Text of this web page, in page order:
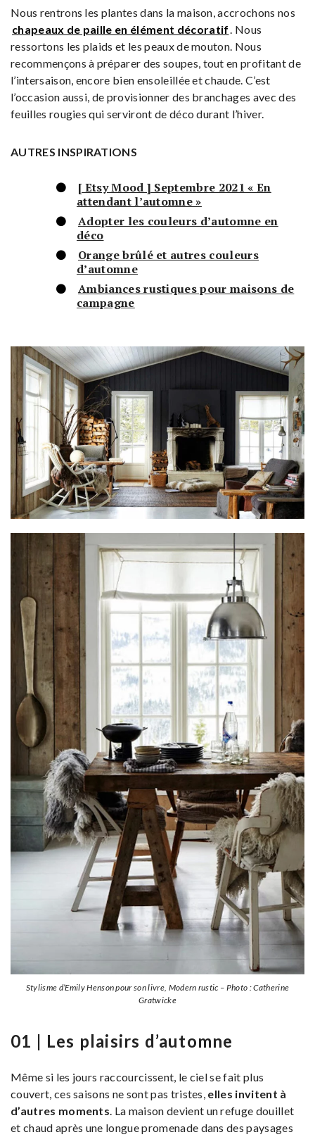
Nous rentrons les plantes dans la maison, accrochons nos
chapeaux de paille en élément décoratif . Nous
ressortons les plaids et les peaux de mouton. Nous
recommençons à préparer des soupes, tout en profitant de
l’intersaison, encore bien ensoleillée et chaude. C’est
l’occasion aussi, de provisionner des branchages avec des
feuilles rougies qui serviront de déco durant l’hiver.
AUTRES INSPIRATIONS
[ Etsy Mood ] Septembre 2021 « En
attendant l’automne »
Adopter les couleurs d’automne en
déco
Orange brûlé et autres couleurs
d’automne
Ambiances rustiques pour maisons de
campagne
Stylisme d’Emily Henson pour son livre, Modern rustic – Photo : Catherine
Gratwicke
01 | Les plaisirs d’automne
Même si les jours raccourcissent, le ciel se fait plus
couvert, ces saisons ne sont pas tristes, elles invitent à
d’autres moments . La maison devient un refuge douillet
et chaud après une longue promenade dans des paysages